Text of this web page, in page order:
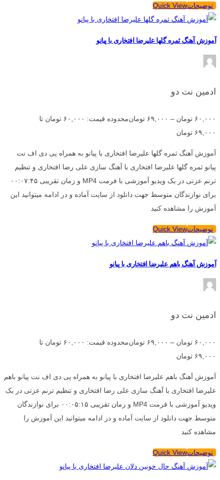
توضیحاتQuick View
آموزش آهنگ ثمره گلها علیرضا افتخاری با پیانو
ادمین نت دو
۶۰,۰۰۰ تومان – ۶۹,۰۰۰ تومان
محدوده قیمت: ۶۰,۰۰۰ تومان تا
۶۹,۰۰۰ تومان
آموزش آهنگ ثمره گلها علیرضا افتخاری با پیانو به همراه پی دی اف نت
پیانو ثمره گلها علیرضا افتخاری با آهنگ سازی علی رضا افتخاری و تنظیم
ترنم عزتی در یک ویدیو آموزشی با فرمت MP4 و زمان تقریبی ۰۰:۰۷:۴۵
برای نوازندگان متوسط جهت دانلود از سایت آماده و در ادامه میتوانید این
آموزش را مشاهده کنید
توضیحاتQuick View
آموزش آهنگ باهم علیرضا افتخاری با پیانو
ادمین نت دو
۶۰,۰۰۰ تومان – ۶۹,۰۰۰ تومان
محدوده قیمت: ۶۰,۰۰۰ تومان تا
۶۹,۰۰۰ تومان
آموزش آهنگ باهم علیرضا افتخاری با پیانو به همراه پی دی اف نت پیانو باهم
علیرضا افتخاری با آهنگ سازی علی رضا افتخاری و تنظیم ترنم عزتی در یک
ویدیو آموزشی با فرمت MP4 و زمان تقریبی ۰۰:۰۵:۱۵ برای نوازندگان
متوسط جهت دانلود از سایت آماده و در ادامه میتوانید این آموزش را
مشاهده کنید
توضیحاتQuick View